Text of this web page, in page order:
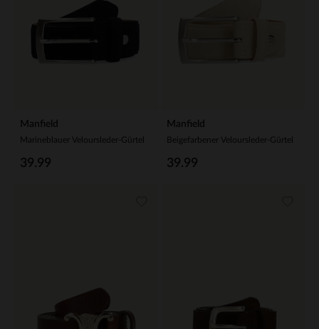
Manfield
Marineblauer Veloursleder-Gürtel
39.99
Manfield
Beigefarbener Veloursleder-Gürtel
39.99